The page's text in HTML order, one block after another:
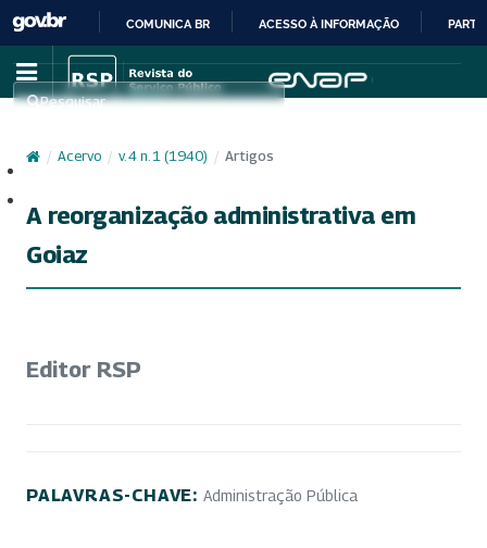
IR
PARA
CONTEÚDO
COMUNICA BR ACESSO À INFORMAÇÃO
Pesquisar
/ Acervo / v. 4 n. 1 (1940) / Artigos
A reorganização administrativa em
Goiaz
Editor RSP
PALAVRAS-CHAVE: Administração Pública